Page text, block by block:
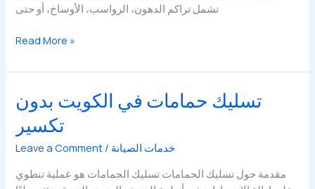
تشمل تراكم الدهون، الرواسب، الأوساخ، أو حتى
مشاكل
المجاري
علاجها
الكويت
Read More »
تسليك حمامات في الكويت بدون
تكسير
Leave a Comment / خدمات الصيانة
مقدمة حول تسليك الحمامات تسليك الحمامات هو عملية تنطوي